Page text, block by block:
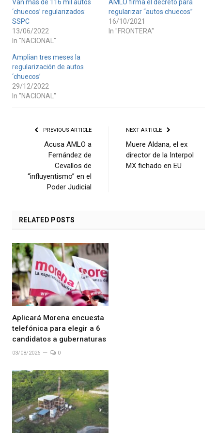
Van más de 116 mil autos
‘chuecos’ regularizados:
SSPC
13/06/2022
In "NACIONAL"
AMLO firma el decreto para
regularizar “autos chuecos”
16/10/2021
In "FRONTERA"
Amplian tres meses la
regularización de autos
‘chuecos’
29/12/2022
In "NACIONAL"
PREVIOUS ARTICLE
Acusa AMLO a
Fernández de
Cevallos de
“influyentismo” en el
Poder Judicial
NEXT ARTICLE
Muere Aldana, el ex
director de la Interpol
MX fichado en EU
RELATED POSTS
Aplicará Morena encuesta
telefónica para elegir a 6
candidatos a gubernaturas
03/08/2026 0